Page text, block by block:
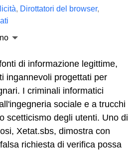
, Dirottatori del browser,
di informazione legittime,
ingannevoli progettati per
I criminali informatici
sociale e a trucchi
scetticismo degli utenti. Uno di
Xetat.sbs, dimostra con
richiesta di verifica possa